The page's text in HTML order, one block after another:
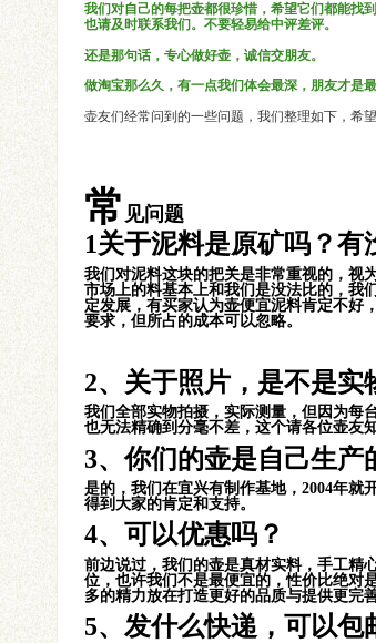
大彬如意壶
西施-铁观音小品
子冶石瓢小品
井泉小品壶
我们对自己的每把壶都很珍惜，希望它们都能找
也请及时联系我们。不要轻易给中评差评。
还是那句话，专心做好壶，诚信交朋友。
做淘宝那么久，有一点我们体会最深，朋友才是最
壶友们经常问到的一些问题，我们整理如下，希
常 见问题
1关于泥料是原矿吗？
我们对泥料这块的把关是非常重视的，视
市场上的料基本上和我们是没法比的，我
定发展，有买家认为壶便宜泥料肯定不好
要求，但所占的成本可以忽略。
2、关于照片，是不是实
我们全部实物拍摄，实际测量，但因为每
也无法精确到分毫不差，这个请各位壶友
3、你们的壶是自己生产
是的，我们在宜兴有制作基地，2004年就
得到大家的肯定和支持。
4、可以优惠吗？
前边说过，我们的壶是真材实料，手工精
位，也许我们不是最便宜的，性价比绝对
多的精力放在打造更好的品质与提供更完
5、发什么快递，可以包